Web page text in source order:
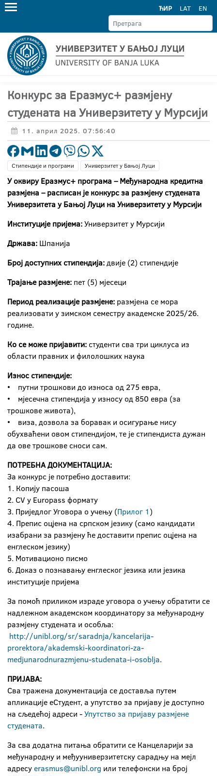
ЋИР LAT EN
Конкурс за Еразмус+ размјену
студената на Универзитету у Мурсији
11. април 2025. 07:56:40
Стипендије и програми Универзитет у Бањој Луци
У оквиру Еразмус+ програма – Међународна кредитна
размјена – расписан је конкурс за размјену студената
Универзитета у Бањој Луци на Универзитету у Мурсији
Институције пријема:Универзитет у Мурсији
Држава: Шпанија
Број доступних стипендија:двије (2) стипендије
Трајање размјене: пет (5) мјесеци
Период реализације размјене: размјена се мора
реализовати у зимском семестру академске 2025/26.
године.
Ко се може пријавити: студенти сва три циклуса из
области правних и филолошких наука
Износ стипендије:
• путни трошкови до износа од 275 евра,
• мјесечна стипендија у износу од 850 евра (за
трошкове живота),
• виза, дозвола за боравак и осигурање нису
обухваћени овом стипендијом, те је стипендиста дужан
да ове трошкове сноси сам.
ПОТРЕБНА ДОКУМЕНТАЦИЈА:
За конкурс је потребно доставити:
1. Копију пасоша
2. CV у Europass формату
3. Приједлог Уговора о учењу (Прилог 1)
4. Препис оцјена на српском језику (само кандидати
изабрани за размјену ће доставити препис оцјена на
енглеском језику)
5. Мотивационо писмо
6. Доказ о познавању енглеског језика или језика
институције пријема
За помоћ приликом израде уговора о учењу обратити се
надлежном академском координатору за међународну
размјену студената и особља:
http://unibl.org/sr/saradnja/kancelarija-
prorektora/akademski-koordinatori-za-
medjunarodnurazmjenu-studenata-i-osoblja.
ПРИЈАВА:
Сва тражена документација се доставља путем
апликације еСтудент, а упутство за пријаву је доступно
на сљедећој адреси -Упутство за пријаву размјене
студената.
За сва додатна питања обратити се Канцеларији за
међународну и међууниверзитетску сарадњу на мејл
адресу erasmus@unibl.org или телефонски на број